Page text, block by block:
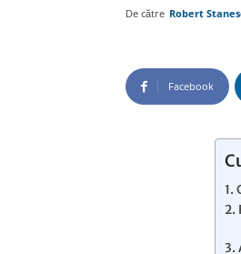
De către Robert
Facebook